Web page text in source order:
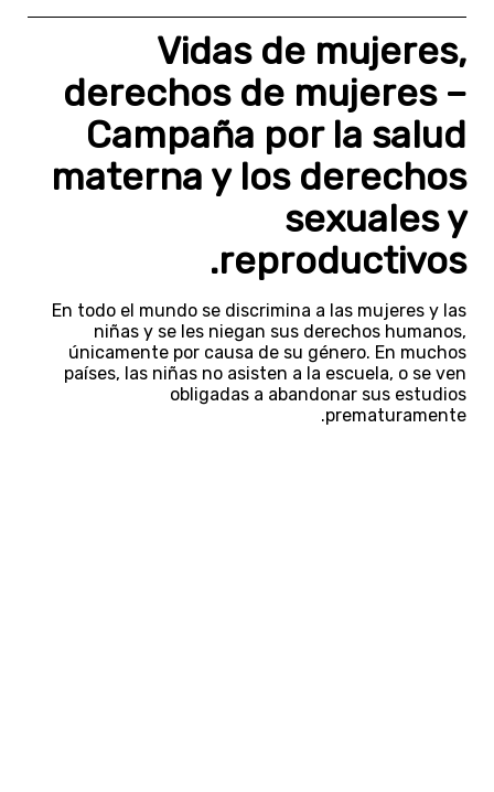
Vidas de mujeres,
derechos de mujeres –
Campaña por la salud
materna y los derechos
sexuales y
reproductivos.
En todo el mundo se discrimina a las mujeres y las
niñas y se les niegan sus derechos humanos,
únicamente por causa de su género. En muchos
países, las niñas no asisten a la escuela, o se ven
obligadas a abandonar sus estudios
prematuramente.